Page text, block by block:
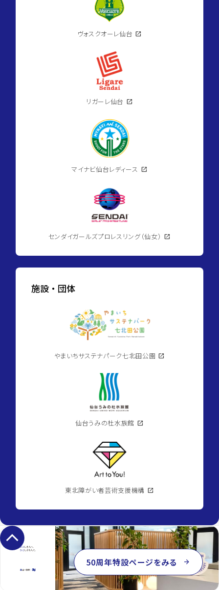
ヴォスクオーレ仙台 open_in_new
リガーレ仙台 open_in_new
マイナビ仙台レディース open_in_new
センダイガールズプロレスリング（仙女） open_in_new
施設・団体
やまいちサステナパーク七北田公園 open_in_new
仙台うみの杜水族館 open_in_new
東北障がい者芸術支援機構 open_in_new
keyboard_arrow_up
50周年特設ページをみる arrow_forward